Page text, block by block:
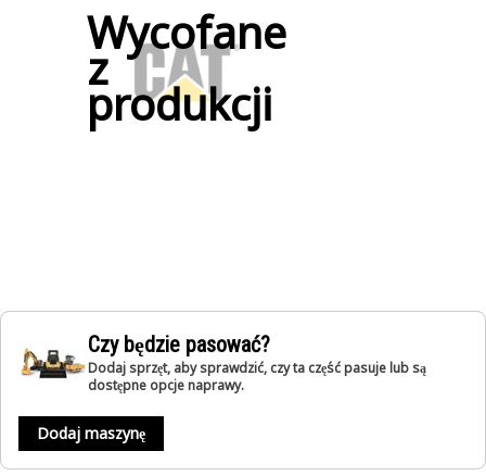
Wycofane
z
produkcji
Czy będzie pasować?
Dodaj sprzęt, aby sprawdzić, czy ta część pasuje lub są
dostępne opcje naprawy.
Dodaj maszynę